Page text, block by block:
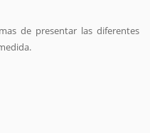
de presentar las diferentes